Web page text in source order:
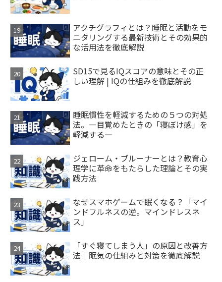
アクチグラフィとは？睡眠と活動をモ
ニタリングする最新技術とその効果的
な活用法を徹底解説
SD15で見るIQスコアの意味とその正
しい理解 | IQの仕組みを徹底解説
睡眠慣性を軽減するための５つの対処
法。―目覚めたときの「寝ぼけ感」を
軽減する―
ジェローム・ブルーナーとは？教育心
理学に革命をもたらした理論とその実
践方法
なぜスマホゲームで眠くなる？「マイ
ンドフルネスの逆。マインドレスネ
ス」
「すぐ寝てしまう人」の原因と改善方
法｜眠気の仕組みと対策を徹底解説